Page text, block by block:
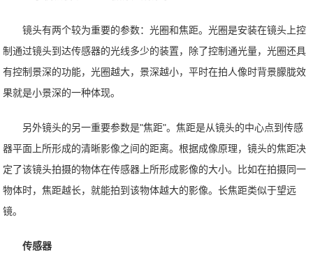
镜头有两个较为重要的参数：光圈和焦距。光圈是安装在镜头上控
制通过镜头到达传感器的光线多少的装置，除了控制通光量，光圈还具
有控制景深的功能，光圈越大，景深越小，平时在拍人像时背景朦胧效
果就是小景深的一种体现。
另外镜头的另一重要参数是"焦距"。焦距是从镜头的中心点到传感
器平面上所形成的清晰影像之间的距离。根据成像原理，镜头的焦距决
定了该镜头拍摄的物体在传感器上所形成影像的大小。比如在拍摄同一
物体时，焦距越长，就能拍到该物体越大的影像。长焦距类似于望远
镜。
传感器